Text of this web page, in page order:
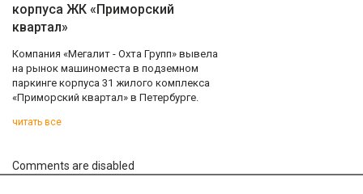
корпуса ЖК «Приморский
квартал»
Компания «Мегалит - Охта Групп» вывела
на рынок машиноместа в подземном
паркинге корпуса 31 жилого комплекса
«Приморский квартал» в Петербурге.
читать все
Comments are disabled